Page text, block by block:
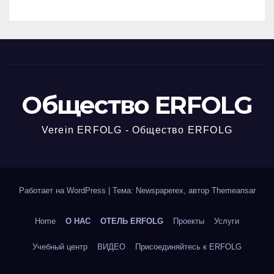
Общество ERFOLG
Verein ERFOLG - Общество ERFOLG
Работает на WordPress Тема: Newspaperex, автор Themeansar
Home О НАС ОТЕЛЬ ERFOLG Проекты Услуги
Учебный центр ВИДЕО Присоединяйтесь к ERFOLG